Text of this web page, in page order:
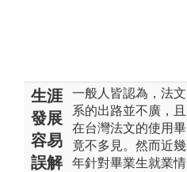
生涯
發展
容易
誤解
一般人皆認為，法文
系的出路並不廣，且
在台灣法文的使用畢
竟不多見。然而近幾
年針對畢業生就業情